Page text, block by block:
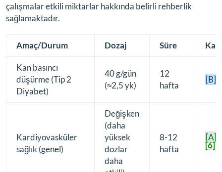
çalışmalar etkili miktarlar hakkında belirli rehberlik
sağlamaktadır.
Amaç/Durum Dozaj Süre
Kan basıncı
düşürme (Tip 2
Diyabet)
40 g/gün
(≈2,5 yk)
12
hafta
[B]
Kardiyovasküler
sağlık (genel)
Değişken
(daha
yüksek
dozlar
daha
8-12
hafta
[A]
[6]